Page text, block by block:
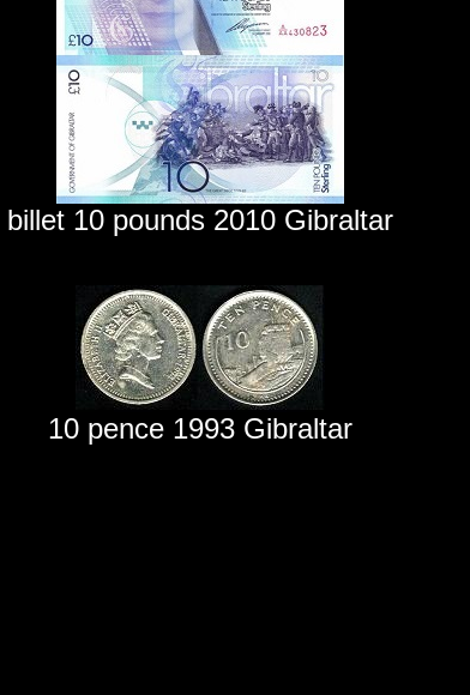
billet 10 pounds 2010 Gibraltar
10 pence 1993 Gibraltar